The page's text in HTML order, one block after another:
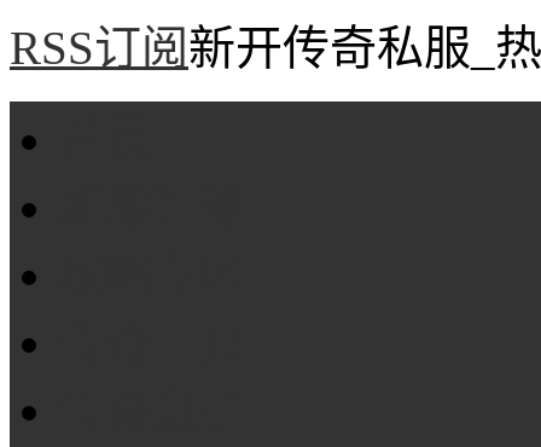
RSS订阅新开传奇私服_